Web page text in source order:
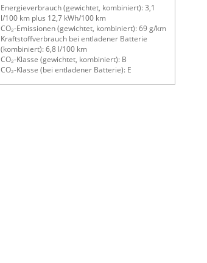
Energieverbrauch (gewichtet, kombiniert): 3,1
l/100 km plus 12,7 kWh/100 km
CO₂-Emissionen (gewichtet, kombiniert): 69 g/km
Kraftstoffverbrauch bei entladener Batterie
(kombiniert): 6,8 l/100 km
CO₂-Klasse (gewichtet, kombiniert): B
CO₂-Klasse (bei entladener Batterie): E